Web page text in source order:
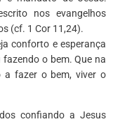
nos evangelhos
(cf. 1 Cor 11,24).
conforto e esperança
o bem. Que na
a fazer o bem, viver o
confiando a Jesus